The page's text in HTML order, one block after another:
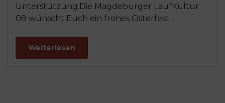
Unterstützung.Die Magdeburger LaufKultur
08 wünscht Euch ein frohes Osterfest …
Weiterlesen